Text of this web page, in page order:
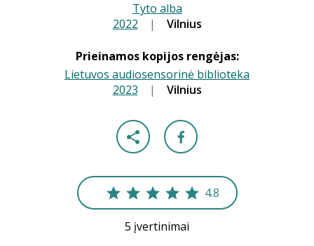
Tyto alba
2022 | Vilnius
Prieinamos kopijos rengėjas:
Lietuvos audiosensorinė biblioteka
2023 | Vilnius
4.8
5 įvertinimai